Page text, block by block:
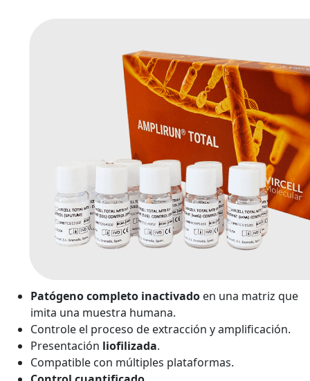
Patógeno completo inactivado en una matriz que
imita una muestra humana.
Controle el proceso de extracción y amplificación.
Presentación liofilizada.
Compatible con múltiples plataformas.